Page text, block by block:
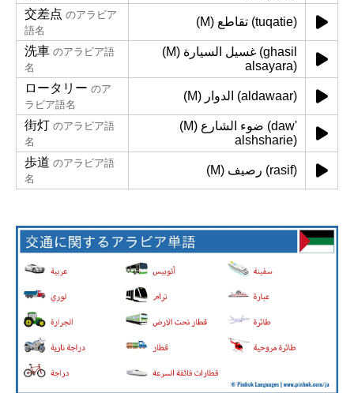
交差点 のアラビア
語名
(M) تقاطع (tuqatie)
洗車 のアラビア語
名
(M) غسيل السيارة (ghasil
alsayara)
ロータリー のア
ラビア語名
(M) الدوار (aldawaar)
街灯 のアラビア語
名
(M) ضوء الشارع (daw'
alshsharie)
歩道 のアラビア語
名
(M) رصيف (rasif)